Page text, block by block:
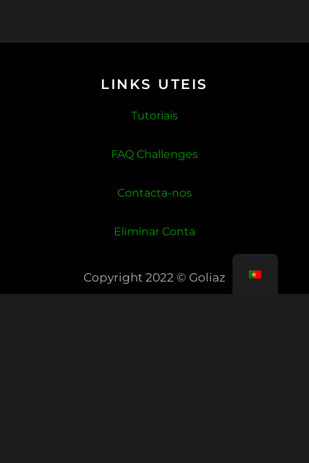
LINKS UTEIS
Tutoriais
FAQ Challenges
Contacta-nos
Eliminar Conta
Copyright 2022 © Goliaz